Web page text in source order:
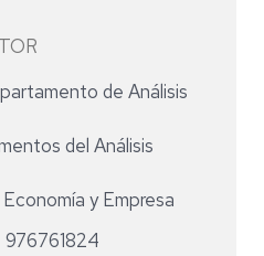
de Análisis
del Análisis
y Empresa
976761824